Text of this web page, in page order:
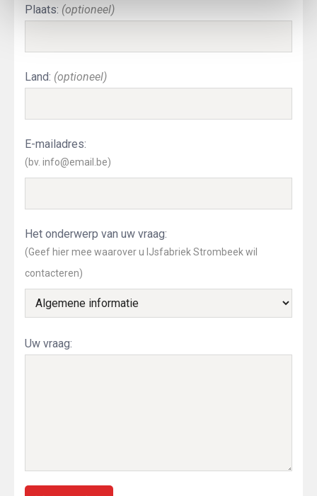
Plaats: (optioneel)
Land: (optioneel)
E-mailadres:
(bv. info@email.be)
Het onderwerp van uw vraag:
(Geef hier mee waarover u IJsfabriek Strombeek wil
contacteren)
Uw vraag: